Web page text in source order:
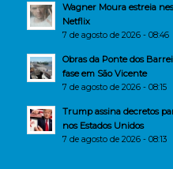
Wagner Moura estreia
Netflix
7 de agosto de 2026 - 08:46
Obras da Ponte dos
fase em São Vicente
7 de agosto de 2026 - 08:15
Trump assina decretos
nos Estados Unidos
7 de agosto de 2026 - 08:13